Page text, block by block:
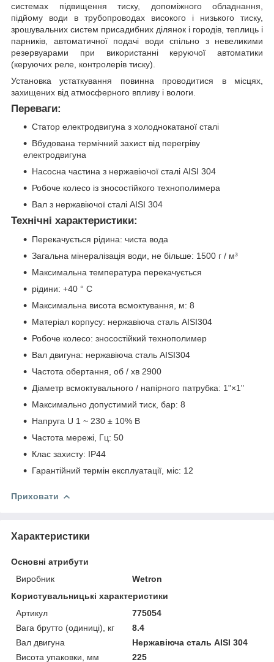
системах підвищення тиску, допоміжного обладнання,
підйому води в трубопроводах високого і низького тиску,
зрошувальних систем присадибних ділянок і городів, теплиць і
парників, автоматичної подачі води спільно з невеликими
резервуарами при використанні керуючої автоматики
(керуючих реле, контролерів тиску).
Установка устаткування повинна проводитися в місцях,
захищених від атмосферного впливу і вологи.
Переваги:
Статор електродвигуна з холоднокатаної сталі
Вбудована термічний захист від перегріву
електродвигуна
Насосна частина з нержавіючої сталі AISI 304
Робоче колесо із зносостійкого технополимера
Вал з нержавіючої сталі AISI 304
Технічні характеристики:
Перекачується рідина: чиста вода
Загальна мінералізація води, не більше: 1500 г / м³
Максимальна температура перекачується
рідини: +40 ° C
Максимальна висота всмоктування, м: 8
Матеріал корпусу: нержавіюча сталь AISI304
Робоче колесо: зносостійкий технополимер
Вал двигуна: нержавіюча сталь AISI304
Частота обертання, об / хв 2900
Діаметр всмоктувального / напірного патрубка: 1"×1"
Максимально допустимий тиск, бар: 8
Напруга U 1 ~ 230 ± 10% В
Частота мережі, Гц: 50
Клас захисту: IP44
Гарантійний термін експлуатації, міс: 12
Приховати
Характеристики
Основні атрибути
Виробник
Wetron
Користувальницькі характеристики
Артикул
775054
Вага брутто (одиниці), кг
8.4
Вал двигуна
Нержавіюча сталь AISI 304
Висота упаковки, мм
225